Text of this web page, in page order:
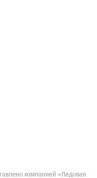
компанией «Ледовая